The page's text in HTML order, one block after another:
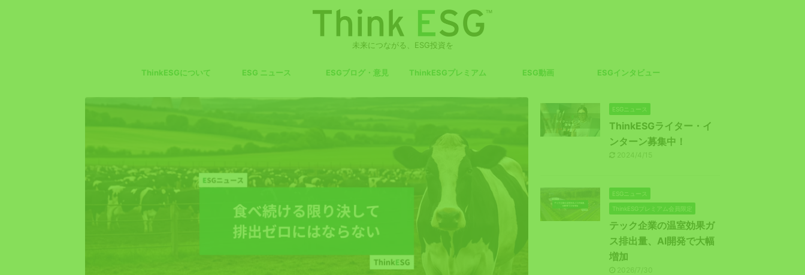
未来につながる、ESG投資を
ThinkESGについて ESG ニュース ESGブログ・意見 ThinkESGプレミアム ESG動画 ESGインタビュー
ESGニュース
ThinkESGライター・イ
ンターン募集中！
ESGニュース
ThinkESGプレミアム会員限定
テック企業の温室効果ガ
ス排出量、AI開発で大幅
増加
2026/7/30